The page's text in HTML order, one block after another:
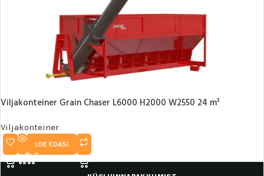
Viljakonteiner Grain Chaser L6000 H2000 W2550 24 m³
Viljakonteiner
LOE EDASI